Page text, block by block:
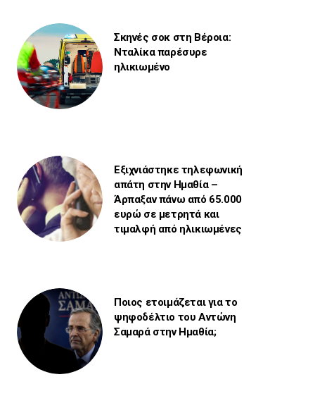
Σκηνές σοκ στη Βέροια:
Νταλίκα παρέσυρε
ηλικιωμένο
Εξιχνιάστηκε τηλεφωνική
απάτη στην Ημαθία –
Άρπαξαν πάνω από 65.000
ευρώ σε μετρητά και
τιμαλφή από ηλικιωμένες
Ποιος ετοιμάζεται για το
ψηφοδέλτιο του Αντώνη
Σαμαρά στην Ημαθία;